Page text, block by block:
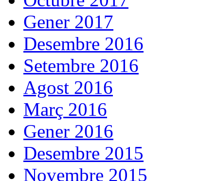
Gener 2017
Desembre 2016
Setembre 2016
Agost 2016
Març 2016
Gener 2016
Desembre 2015
Novembre 2015